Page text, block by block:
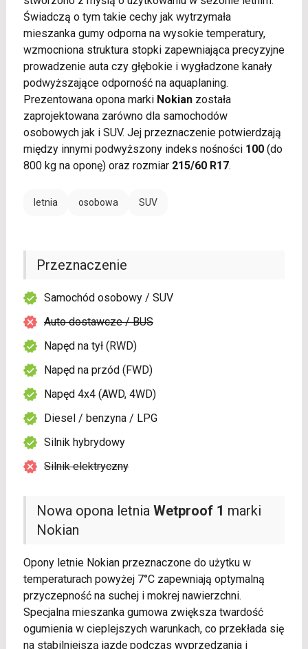
Świadczą o tym takie cechy jak wytrzymała
mieszanka gumy odporna na wysokie temperatury,
wzmocniona struktura stopki zapewniająca precyzyjne
prowadzenie auta czy głębokie i wygładzone kanały
podwyższające odporność na aquaplaning.
Prezentowana opona marki Nokianzostała
zaprojektowana zarówno dla samochodów
osobowych jak i SUV. Jej przeznaczenie potwierdzają
między innymi podwyższony indeks nośności 100(do
800 kg na oponę) oraz rozmiar 215/60 R17.
letnia osobowa SUV
Nowa opona letnia Wetproof 1 marki
Nokian
Opony letnie Nokian przeznaczone do użytku w
temperaturach powyżej 7°C zapewniają optymalną
przyczepność na suchej i mokrej nawierzchni.
Specjalna mieszanka gumowa zwiększa twardość
ogumienia w cieplejszych warunkach, co przekłada się
na stabilniejszą jazdę podczas wyprzedzania i
Przeznaczenie
Samochód osobowy / SUV
Auto dostawcze / BUS
Napęd na tył (RWD)
Napęd na przód (FWD)
Napęd 4x4 (AWD, 4WD)
Diesel / benzyna / LPG
Silnik hybrydowy
Silnik elektryczny